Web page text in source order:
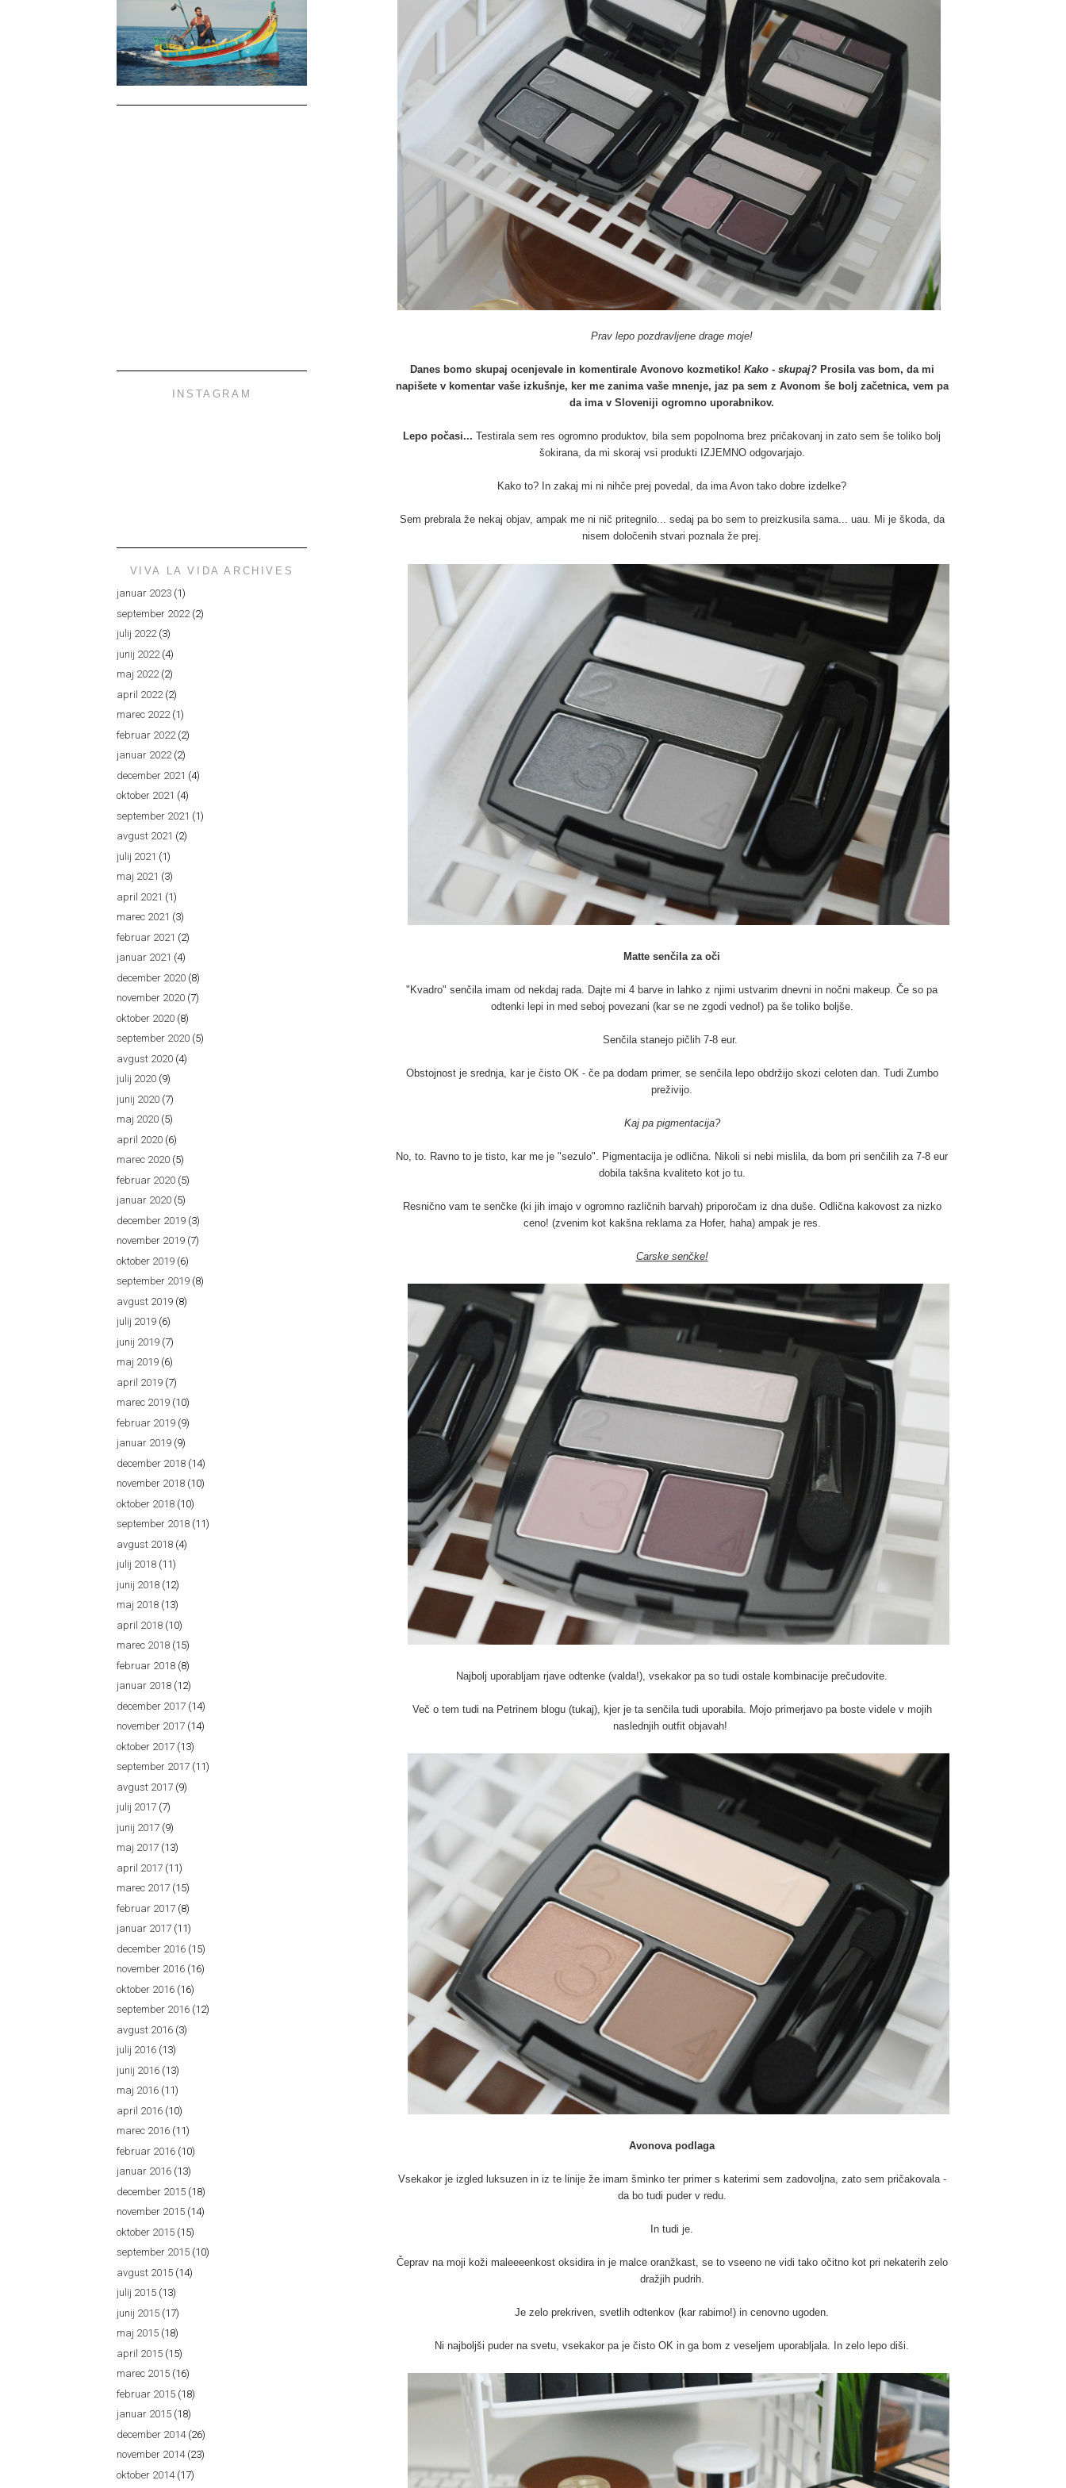
Prav lepo pozdravljene drage moje!
Danes bomo skupaj ocenjevale in komentirale Avonovo kozmetiko! Kako - skupaj? Prosila vas bom, da mi
napišete v komentar vaše izkušnje, ker me zanima vaše mnenje, jaz pa sem z Avonom še bolj začetnica, vem pa
da ima v Sloveniji ogromno uporabnikov.
Lepo počasi... Testirala sem res ogromno produktov, bila sem popolnoma brez pričakovanj in zato sem še toliko bolj
šokirana, da mi skoraj vsi produkti IZJEMNO odgovarjajo.
Kako to? In zakaj mi ni nihče prej povedal, da ima Avon tako dobre izdelke?
Sem prebrala že nekaj objav, ampak me ni nič pritegnilo... sedaj pa bo sem to preizkusila sama... uau. Mi je škoda, da
nisem določenih stvari poznala že prej.
Matte senčila za oči
"Kvadro" senčila imam od nekdaj rada. Dajte mi 4 barve in lahko z njimi ustvarim dnevni in nočni makeup. Če so pa
odtenki lepi in med seboj povezani (kar se ne zgodi vedno!) pa še toliko boljše.
Senčila stanejo pičlih 7-8 eur.
Obstojnost je srednja, kar je čisto OK - če pa dodam primer, se senčila lepo obdržijo skozi celoten dan. Tudi Zumbo
preživijo.
Kaj pa pigmentacija?
No, to. Ravno to je tisto, kar me je "sezulo". Pigmentacija je odlična. Nikoli si nebi mislila, da bom pri senčilih za 7-8 eur
dobila takšna kvaliteto kot jo tu.
Resnično vam te senčke (ki jih imajo v ogromno različnih barvah) priporočam iz dna duše. Odlična kakovost za nizko
ceno! (zvenim kot kakšna reklama za Hofer, haha) ampak je res.
Carske senčke!
Najbolj uporabljam rjave odtenke (valda!), vsekakor pa so tudi ostale kombinacije prečudovite.
Več o tem tudi na Petrinem blogu (tukaj), kjer je ta senčila tudi uporabila. Mojo primerjavo pa boste videle v mojih
naslednjih outfit objavah!
Avonova podlaga
Vsekakor je izgled luksuzen in iz te linije že imam šminko ter primer s katerimi sem zadovoljna, zato sem pričakovala -
da bo tudi puder v redu.
In tudi je.
Čeprav na moji koži maleeeenkost oksidira in je malce oranžkast, se to vseeno ne vidi tako očitno kot pri nekaterih zelo
dražjih pudrih.
Je zelo prekriven, svetlih odtenkov (kar rabimo!) in cenovno ugoden.
Ni najboljši puder na svetu, vsekakor pa je čisto OK in ga bom z veseljem uporabljala. In zelo lepo diši.
INSTAGRAM
VIVA LA VIDA ARCHIVES
januar 2023 (1)
september 2022 (2)
julij 2022(3)
junij 2022 (4)
maj 2022(2)
april 2022 (2)
marec 2022(1)
februar 2022 (2)
januar 2022(2)
december 2021 (4)
oktober 2021 (4)
september 2021 (1)
avgust 2021 (2)
julij 2021 (1)
maj 2021 (3)
april 2021 (1)
marec 2021 (3)
februar 2021 (2)
januar 2021 (4)
december 2020 (8)
november 2020 (7)
oktober 2020 (8)
september 2020 (5)
avgust 2020 (4)
julij 2020 (9)
junij 2020 (7)
maj 2020 (5)
april 2020 (6)
marec 2020 (5)
februar 2020 (5)
januar 2020 (5)
december 2019 (3)
november 2019 (7)
oktober 2019 (6)
september 2019 (8)
avgust 2019 (8)
julij 2019 (6)
junij 2019 (7)
maj 2019 (6)
april 2019 (7)
marec 2019 (10)
februar 2019 (9)
januar 2019 (9)
december 2018 (14)
november 2018 (10)
oktober 2018 (10)
september 2018 (11)
avgust 2018 (4)
julij 2018 (11)
junij 2018 (12)
maj 2018 (13)
april 2018 (10)
marec 2018 (15)
februar 2018 (8)
januar 2018 (12)
december 2017 (14)
november 2017 (14)
oktober 2017 (13)
september 2017 (11)
avgust 2017 (9)
julij 2017 (7)
junij 2017 (9)
maj 2017 (13)
april 2017 (11)
marec 2017 (15)
februar 2017 (8)
januar 2017 (11)
december 2016 (15)
november 2016 (16)
oktober 2016 (16)
september 2016 (12)
avgust 2016 (3)
julij 2016 (13)
junij 2016 (13)
maj 2016 (11)
april 2016 (10)
marec 2016 (11)
februar 2016 (10)
januar 2016 (13)
december 2015 (18)
november 2015 (14)
oktober 2015 (15)
september 2015 (10)
avgust 2015 (14)
julij 2015 (13)
junij 2015 (17)
maj 2015 (18)
april 2015 (15)
marec 2015 (16)
februar 2015 (18)
januar 2015 (18)
december 2014(26)
november 2014(23)
oktober 2014(17)